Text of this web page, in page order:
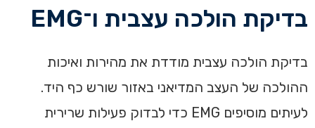
בדיקת הולכה עצבית ו־EMG
בדיקת הולכה עצבית מודדת את מהירות ואיכות
ההולכה של העצב המדיאני באזור שורש כף היד.
לעיתים מוסיפים EMG כדי לבדוק פעילות שרירית